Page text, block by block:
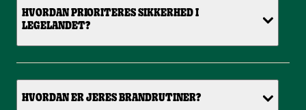
HVORDAN PRIORITERES SIKKERHED I
LEGELANDET?
HVORDAN ER JERES BRANDRUTINER?